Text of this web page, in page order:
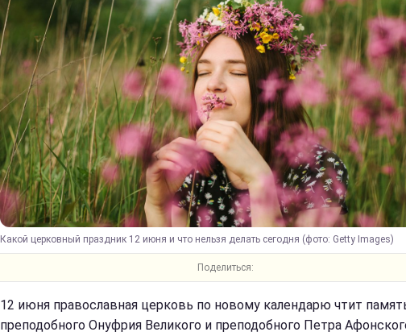
Какой церковный праздник 12 июня и что нельзя делать сегодня (фото: Getty Images)
Поделиться:
12 июня православная церковь по новому календарю чтит
преподобного Онуфрия Великого и преподобного Петра